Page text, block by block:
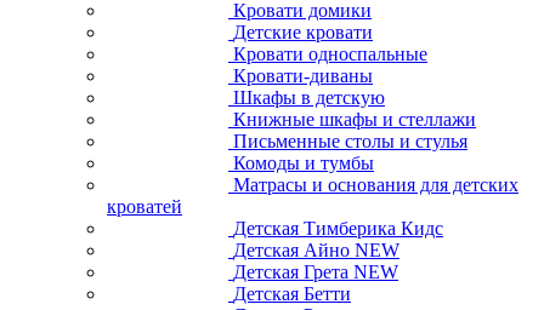
Кровати домики
Детские кровати
Кровати односпальные
Кровати-диваны
Шкафы в детскую
Книжные шкафы и стеллажи
Письменные столы и стулья
Комоды и тумбы
Матрасы и основания для детских
кроватей
Детская Тимберика Кидс
Детская Айно NEW
Детская Грета NEW
Детская Бетти